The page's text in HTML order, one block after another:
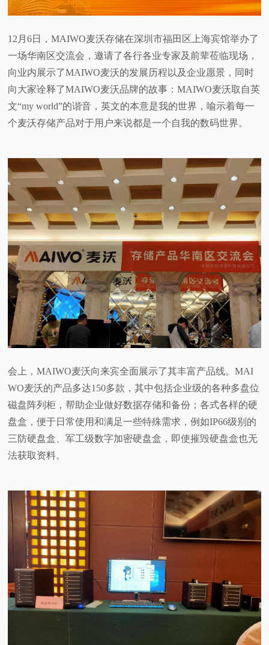
12月6日，MAIWO麦沃存储在深圳市福田区上海宾馆举办了
一场华南区交流会，邀请了各行各业专家及前辈莅临现场，
向业内展示了MAIWO麦沃的发展历程以及企业愿景，同时
向大家诠释了MAIWO麦沃品牌的故事：MAIWO麦沃取自英
文“my world”的谐音，英文的本意是我的世界，喻示着每一
个麦沃存储产品对于用户来说都是一个自我的数码世界。
会上，MAIWO麦沃向来宾全面展示了其丰富产品线。MAI
WO麦沃的产品多达150多款，其中包括企业级的各种多盘位
磁盘阵列柜，帮助企业做好数据存储和备份；各式各样的硬
盘盒，便于日常使用和满足一些特殊需求，例如IP66级别的
三防硬盘盒、军工级数字加密硬盘盒，即使摧毁硬盘盒也无
法获取资料。